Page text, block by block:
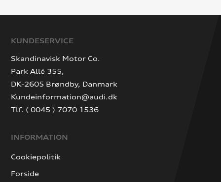
KUNDESERVICE
Skandinavisk Motor Co.
Park Allé 355,
DK-2605 Brøndby, Danmark
Kundeinformation@audi.dk
Tlf. ( 0045 ) 7070 1536
INFORMATION
Cookiepolitik
Forside